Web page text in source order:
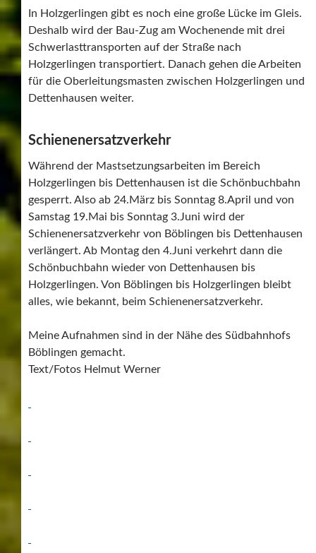
In Holzgerlingen gibt es noch eine große Lücke im Gleis.
Deshalb wird der Bau-Zug am Wochenende mit drei
Schwerlasttransporten auf der Straße nach
Holzgerlingen transportiert. Danach gehen die Arbeiten
für die Oberleitungsmasten zwischen Holzgerlingen und
Dettenhausen weiter.
Schienenersatzverkehr
Während der Mastsetzungsarbeiten im Bereich
Holzgerlingen bis Dettenhausen ist die Schönbuchbahn
gesperrt. Also ab 24.März bis Sonntag 8.April und von
Samstag 19.Mai bis Sonntag 3.Juni wird der
Schienenersatzverkehr von Böblingen bis Dettenhausen
verlängert. Ab Montag den 4.Juni verkehrt dann die
Schönbuchbahn wieder von Dettenhausen bis
Holzgerlingen. Von Böblingen bis Holzgerlingen bleibt
alles, wie bekannt, beim Schienenersatzverkehr.
Meine Aufnahmen sind in der Nähe des Südbahnhofs
Böblingen gemacht.
Text/Fotos Helmut Werner